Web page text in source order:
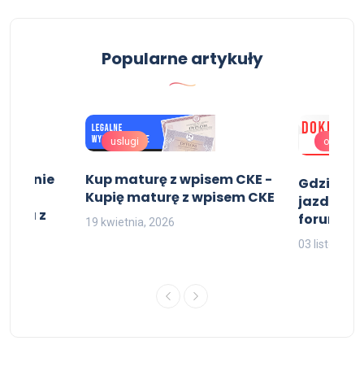
Popularne artykuły
z
uslugi
Kup maturę z wpisem CKE -
Kupię maturę z wpisem CKE
19 kwietnia, 2026
oferta
Gdzie
jazdy z
forum.
03